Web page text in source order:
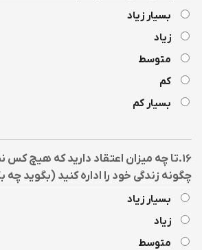
بسیار زیاد
زیاد
متوسط
کم
بسیار کم
۱۶.تا چه میزان اعتقاد دارید که هیچ کس
چگونه زندگی خود را اداره کنید (بگوید چه
بسیار زیاد
زیاد
متوسط